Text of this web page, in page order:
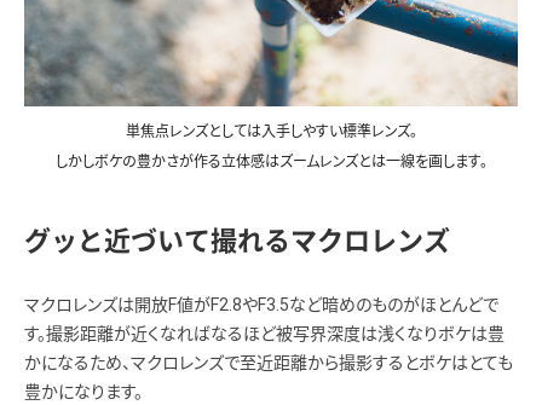
単焦点レンズとしては入手しやすい標準レンズ。
しかしボケの豊かさが作る立体感はズームレンズとは一線を画します。
グッと近づいて撮れるマクロレンズ
マクロレンズは開放F値がF2.8やF3.5など暗めのものがほとんどで
す。撮影距離が近くなればなるほど被写界深度は浅くなりボケは豊
かになるため、マクロレンズで至近距離から撮影するとボケはとても
豊かになります。